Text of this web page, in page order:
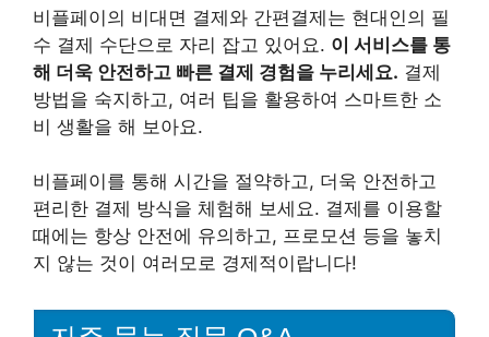
비플페이의 비대면 결제와 간편결제는 현대인의 필
수 결제 수단으로 자리 잡고 있어요. 이 서비스를 통
해 더욱 안전하고 빠른 결제 경험을 누리세요. 결제
방법을 숙지하고, 여러 팁을 활용하여 스마트한 소
비 생활을 해 보아요.
비플페이를 통해 시간을 절약하고, 더욱 안전하고
편리한 결제 방식을 체험해 보세요. 결제를 이용할
때에는 항상 안전에 유의하고, 프로모션 등을 놓치
지 않는 것이 여러모로 경제적이랍니다!